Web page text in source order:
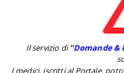
Il servizio di''Domande &
I medici, iscritti al Portale,